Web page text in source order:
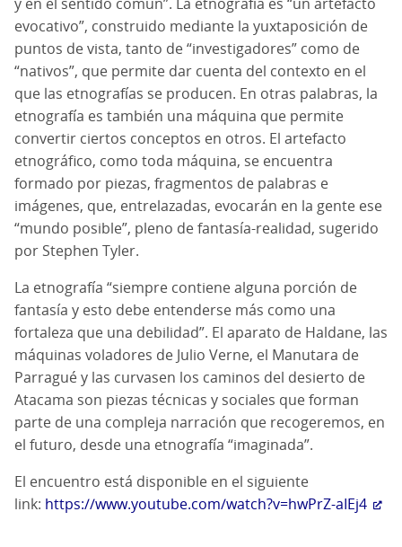
evocativo”, construido mediante la yuxtaposición de
puntos de vista, tanto de “investigadores” como de
“nativos”, que permite dar cuenta del contexto en el
que las etnografías se producen. En otras palabras, la
etnografía es también una máquina que permite
convertir ciertos conceptos en otros. El artefacto
etnográfico, como toda máquina, se encuentra
formado por piezas, fragmentos de palabras e
imágenes, que, entrelazadas, evocarán en la gente ese
“mundo posible”, pleno de fantasía-realidad, sugerido
por Stephen Tyler.
La etnografía “siempre contiene alguna porción de
fantasía y esto debe entenderse más como una
fortaleza que una debilidad”. El aparato de Haldane, las
máquinas voladores de Julio Verne, el Manutara de
Parragué y las curvasen los caminos del desierto de
Atacama son piezas técnicas y sociales que forman
parte de una compleja narración que recogeremos, en
el futuro, desde una etnografía “imaginada”.
El encuentro está disponible en el siguiente
link: https://www.youtube.com/watch?v=hwPrZ-aIEj4